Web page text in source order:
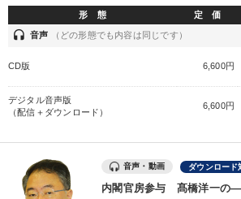
IT・サービス・金融業 コンサルタント
キーワード
ビジネスモデル ベ
経営計画 DX
※「更新」を押すと「テーマ」「キーワード」を更新いただけ
形 態 定 価
headset 音声 （どの形態でも内容は同じです）
CD版 6,600円
デジタル音声版
（配信＋ダウンロード）
6,600円
音声・動画 ダウンロード
内閣官房参与 髙橋洋一